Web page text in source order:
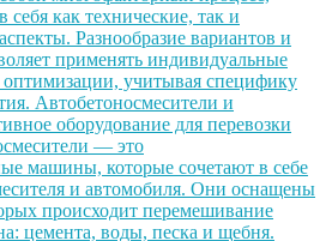
себя как технические, так и
Разнообразие вариантов и
применять индивидуальные
оптимизации, учитывая специфику
Автобетоносмесители и
оборудование для перевозки
— это
машины, которые сочетают в себе
и автомобиля. Они оснащены
происходит перемешивание
цемента, воды, песка и щебня.